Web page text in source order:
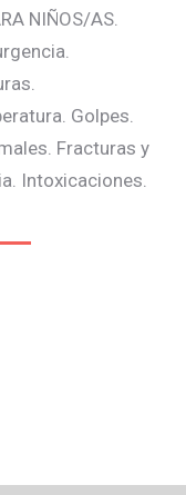
NIÑOS/AS.
Golpes.
Fracturas y
Intoxicaciones.